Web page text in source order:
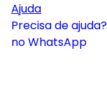
Ajuda
Precisa de ajuda?
no WhatsApp